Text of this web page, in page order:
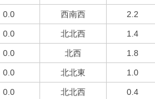
0.0 西南西 2.2
0.0 北北西 1.4
0.0 北西 1.8
0.0 北北東 1.0
0.0 北北西 0.4